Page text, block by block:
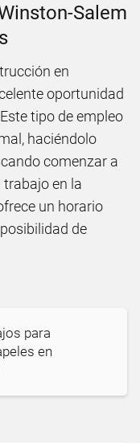
Salem
en
oportunidad
tipo de empleo
haciéndolo
comenzar a
en la
un horario
de
para
en